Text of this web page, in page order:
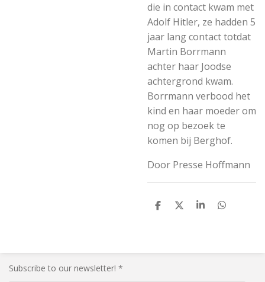
die in contact kwam met
Adolf Hitler, ze hadden 5
jaar lang contact totdat
Martin Borrmann
achter haar Joodse
achtergrond kwam.
Borrmann verbood het
kind en haar moeder om
nog op bezoek te
komen bij Berghof.
Door Presse Hoffmann
S
S
S
S
Subscribe to our newsletter! *